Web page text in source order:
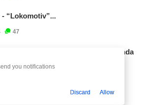
“Lokomotiv”...
47
Vozinya faoliyatini Marokashda
"Neftchi" (matnli...
you notifications
Discard Allow